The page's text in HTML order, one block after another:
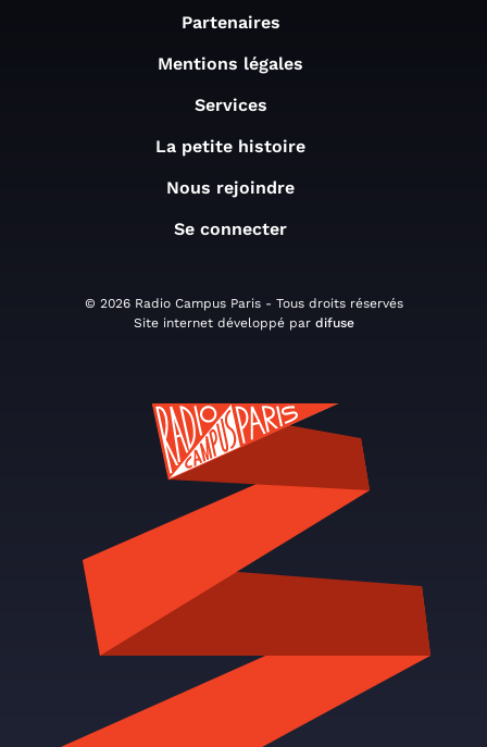
Partenaires
Mentions légales
Services
La petite histoire
Nous rejoindre
Se connecter
© 2026 Radio Campus Paris - Tous droits réservés
Site internet développé par difuse